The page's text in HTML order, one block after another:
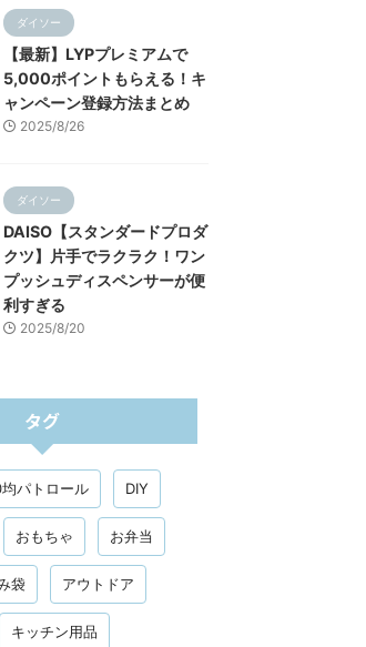
ダイソー
【最新】LYPプレミアムで
5,000ポイントもらえる！キ
ャンペーン登録方法まとめ
2025/8/26
ダイソー
DAISO【スタンダードプロダ
クツ】片手でラクラク！ワン
プッシュディスペンサーが便
利すぎる
2025/8/20
タグ
パトロール DIY
おもちゃ お弁当
袋 アウトドア
キッチン用品